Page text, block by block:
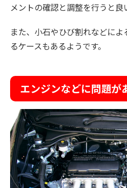
メントの確認と調整を行うと良
また、小石やひび割れなどに
るケースもあるようです。
エンジンなどに問題が